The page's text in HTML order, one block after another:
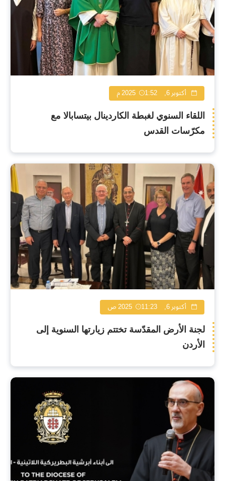
أكتوبر 6, 2025 1:52 م
اللقاء السنوي لغبطة الكاردينال بيتسابالا مع
مكرّسات القدس
أكتوبر 6, 2025 11:23 ص
لجنة الأرض المقدّسة تختتم زيارتها السنوية إلى
الأردن